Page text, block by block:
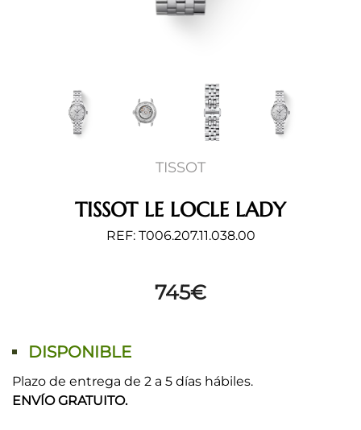
TISSOT
TISSOT LE LOCLE LADY
REF: T006.207.11.038.00
745€
DISPONIBLE
Plazo de entrega de 2 a 5 días hábiles.
ENVÍO GRATUITO.